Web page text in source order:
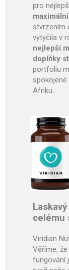
pro
stvrzením
vytyčila v
nejlepší
doplňky
portfoliu
Afriku.
celému
Viridian
Věříme,
fungování